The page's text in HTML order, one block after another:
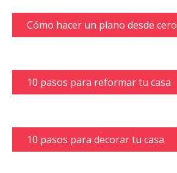
Cómo hacer un plano desde cero
10 pasos para reformar tu casa
10 pasos para decorar tu casa